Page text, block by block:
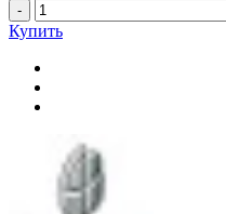
-
Купить